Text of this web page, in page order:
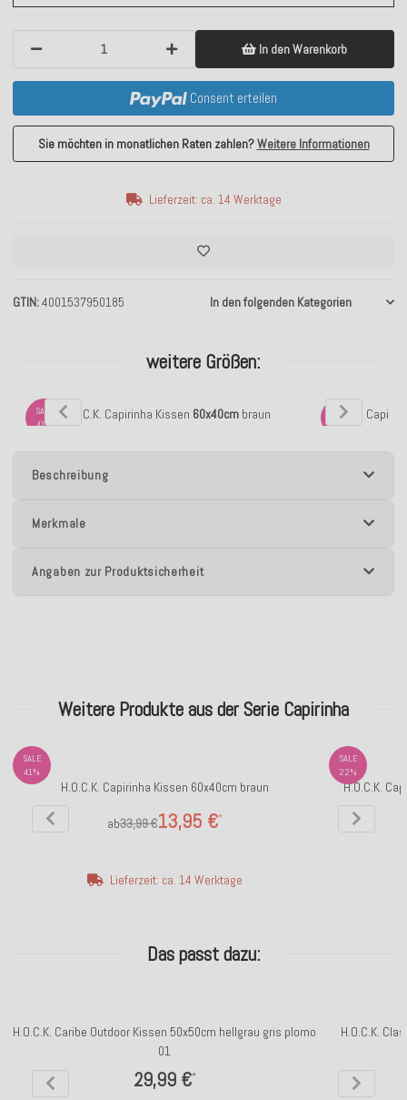
GTIN 4001537950185 In den folgenden Kategorien
In den Warenkorb
Consent erteilen
Sie möchten in monatlichen Raten zahlen?Weitere Informationen
Lieferzeit: ca. 14 Werktage
weitere Größen:
SALE
41%
H.O.C.K. Capirinha Kissen 60x40cm braun
SALE
22%
H.O.C.K.
Beschreibung
Merkmale
Angaben zur Produktsicherheit
Weitere Produkte aus der Serie Capirinha
SALE
41%
H.O.C.K. Capirinha Kissen 60x40cm braun
ab 13,95 €*
33,99 €
Lieferzeit: ca. 14 Werktage
SALE
22%
H.O.C.K.
Das passt dazu:
H.O.C.K. Caribe Outdoor Kissen 50x50cm hellgrau gris plomo
01
29,99 €*
H.O.C.K.